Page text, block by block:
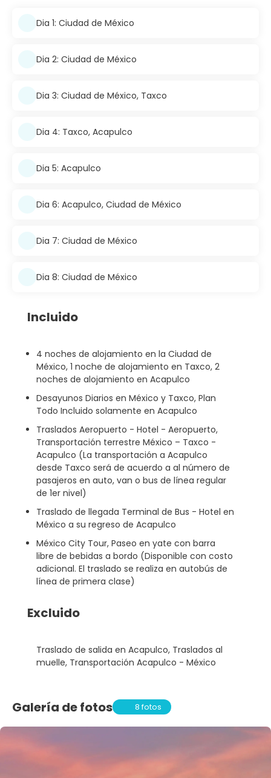
Dia 1: Ciudad de México
Dia 2: Ciudad de México
Dia 3: Ciudad de México, Taxco
Dia 4: Taxco, Acapulco
Dia 5: Acapulco
Dia 6: Acapulco, Ciudad de México
Dia 7: Ciudad de México
Dia 8: Ciudad de México
Incluido
4 noches de alojamiento en la Ciudad de
México, 1 noche de alojamiento en Taxco, 2
noches de alojamiento en Acapulco
Desayunos Diarios en México y Taxco, Plan
Todo Incluido solamente en Acapulco
Traslados Aeropuerto - Hotel - Aeropuerto,
Transportación terrestre México – Taxco -
Acapulco (La transportación a Acapulco
desde Taxco será de acuerdo a al número de
pasajeros en auto, van o bus de línea regular
de 1er nivel)
Traslado de llegada Terminal de Bus - Hotel en
México a su regreso de Acapulco
México City Tour, Paseo en yate con barra
libre de bebidas a bordo (Disponible con costo
adicional. El traslado se realiza en autobús de
línea de primera clase)
Excluido
Traslado de salida en Acapulco, Traslados al
muelle, Transportación Acapulco - México
Galería de fotos 8 fotos